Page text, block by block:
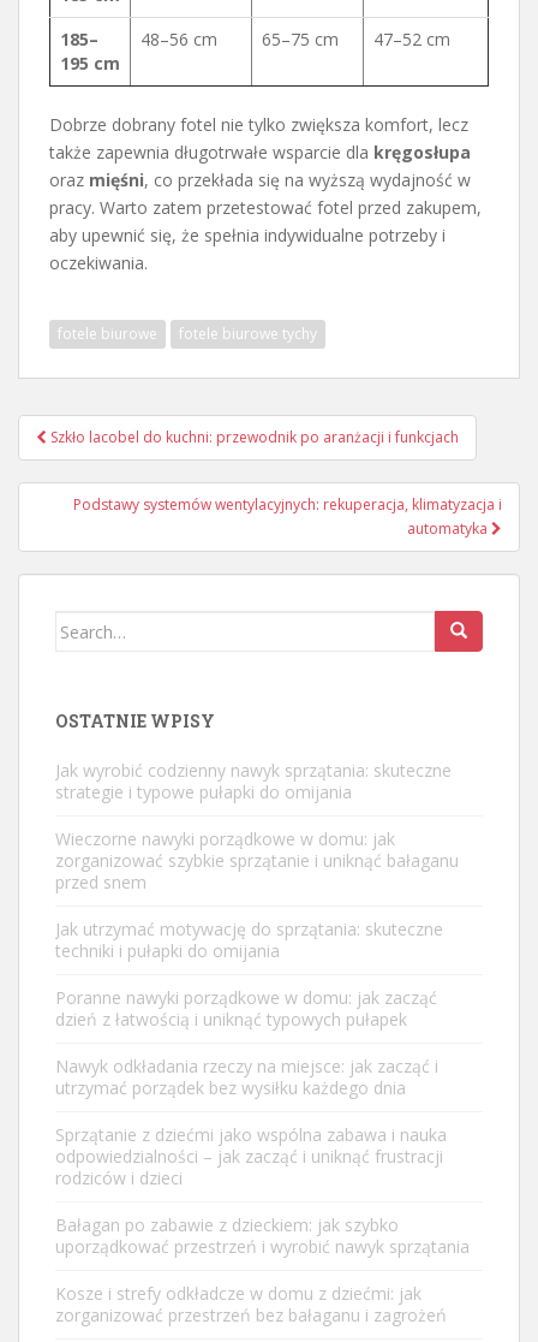
185–
195 cm
48–56 cm 65–75 cm 47–52 cm
Dobrze dobrany fotel nie tylko zwiększa komfort, lecz
także zapewnia długotrwałe wsparcie dla kręgosłupa
oraz mięśni, co przekłada się na wyższą wydajność w
pracy. Warto zatem przetestować fotel przed zakupem,
aby upewnić się, że spełnia indywidualne potrzeby i
oczekiwania.
fotele biurowe fotele biurowe tychy
Nawigacja
wpisu
Szkło lacobel do kuchni: przewodnik po aranżacji i funkcjach
Podstawy systemów wentylacyjnych: rekuperacja, klimatyzacja i
automatyka
Search
OSTATNIE WPISY
Jak wyrobić codzienny nawyk sprzątania: skuteczne
strategie i typowe pułapki do omijania
Wieczorne nawyki porządkowe w domu: jak
zorganizować szybkie sprzątanie i uniknąć bałaganu
przed snem
Jak utrzymać motywację do sprzątania: skuteczne
techniki i pułapki do omijania
Poranne nawyki porządkowe w domu: jak zacząć
dzień z łatwością i uniknąć typowych pułapek
Nawyk odkładania rzeczy na miejsce: jak zacząć i
utrzymać porządek bez wysiłku każdego dnia
Sprzątanie z dziećmi jako wspólna zabawa i nauka
odpowiedzialności – jak zacząć i uniknąć frustracji
rodziców i dzieci
Bałagan po zabawie z dzieckiem: jak szybko
uporządkować przestrzeń i wyrobić nawyk sprzątania
Kosze i strefy odkładcze w domu z dziećmi: jak
zorganizować przestrzeń bez bałaganu i zagrożeń